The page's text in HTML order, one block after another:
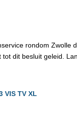
rondom Zwolle
dit besluit geleid.
TV XL